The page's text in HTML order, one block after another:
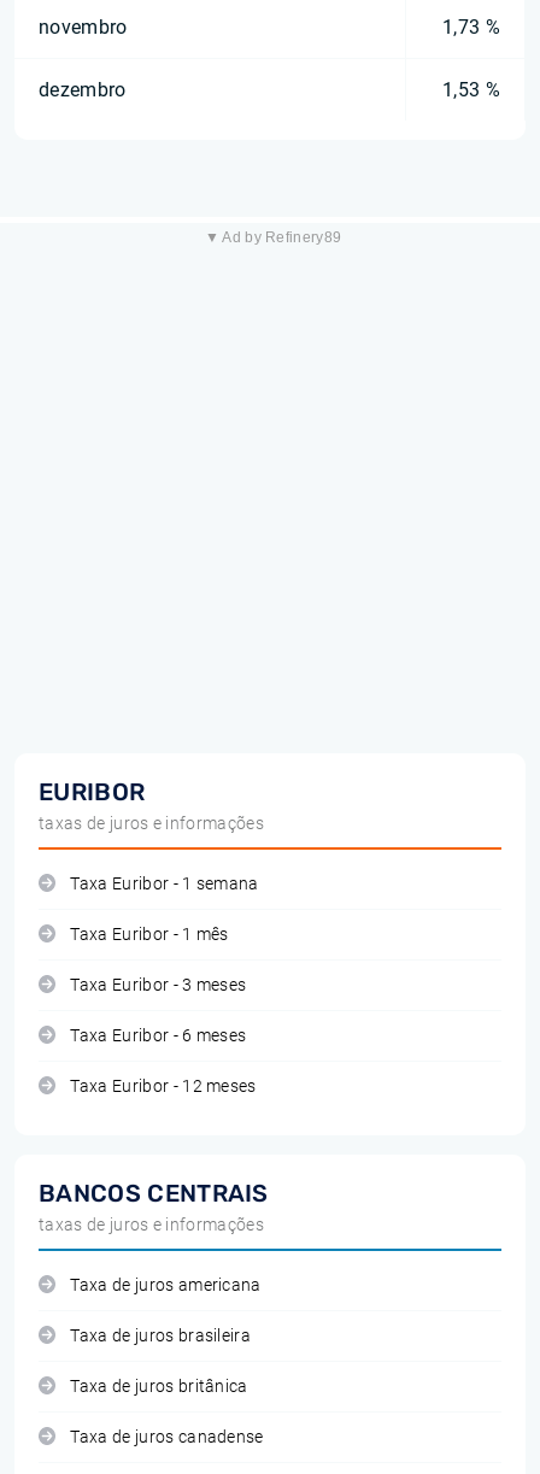
novembro 1,73 %
dezembro 1,53 %
▼ Ad by Refinery89
EURIBOR
taxas de juros e informações
Taxa Euribor - 1 semana
Taxa Euribor - 1 mês
Taxa Euribor - 3 meses
Taxa Euribor - 6 meses
Taxa Euribor - 12 meses
BANCOS CENTRAIS
taxas de juros e informações
Taxa de juros americana
Taxa de juros brasileira
Taxa de juros britânica
Taxa de juros canadense